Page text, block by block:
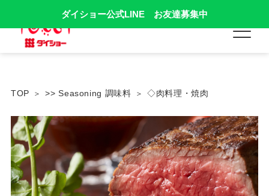
ダイショー公式LINE お友達募集中
TOP >> Seasoning 調味料 ◇肉料理・焼肉